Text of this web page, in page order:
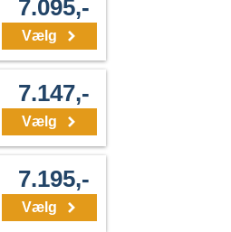
7.095,-
Vælg
7.147,-
Vælg
7.195,-
Vælg